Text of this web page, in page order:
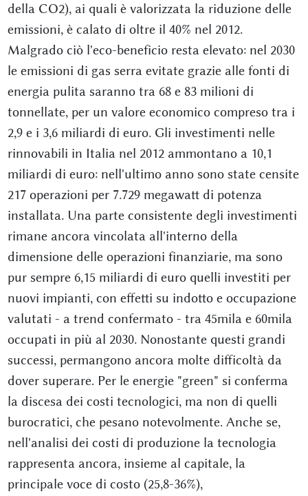
della CO2), ai quali è valorizzata la riduzione delle
emissioni, è calato di oltre il 40% nel 2012.
Malgrado ciò l'eco-beneficio resta elevato: nel 2030
le emissioni di gas serra evitate grazie alle fonti di
energia pulita saranno tra 68 e 83 milioni di
tonnellate, per un valore economico compreso tra i
2,9 e i 3,6 miliardi di euro. Gli investimenti nelle
rinnovabili in Italia nel 2012 ammontano a 10,1
miliardi di euro: nell'ultimo anno sono state censite
217 operazioni per 7.729 megawatt di potenza
installata. Una parte consistente degli investimenti
rimane ancora vincolata all'interno della
dimensione delle operazioni finanziarie, ma sono
pur sempre 6,15 miliardi di euro quelli investiti per
nuovi impianti, con effetti su indotto e occupazione
valutati - a trend confermato - tra 45mila e 60mila
occupati in più al 2030. Nonostante questi grandi
successi, permangono ancora molte difficoltà da
dover superare. Per le energie "green" si conferma
la discesa dei costi tecnologici, ma non di quelli
burocratici, che pesano notevolmente. Anche se,
nell'analisi dei costi di produzione la tecnologia
rappresenta ancora, insieme al capitale, la
principale voce di costo (25,8-36%),